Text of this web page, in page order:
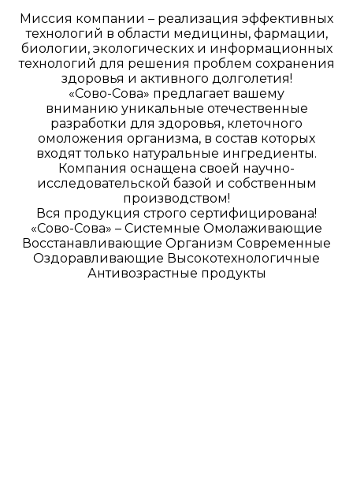
Миссия компании – реализация эффективных
технологий в области медицины, фармации,
биологии, экологических и информационных
технологий для решения проблем сохранения
здоровья и активного долголетия!
«Сово-Сова» предлагает вашему
вниманию уникальные отечественные
разработки для здоровья, клеточного
омоложения организма, в состав которых
входят только натуральные ингредиенты.
Компания оснащена своей научно-
исследовательской базой и собственным
производством!
Вся продукция строго сертифицирована!
«Сово-Сова» – Системные Омолаживающие
Восстанавливающие Организм Современные
Оздоравливающие Высокотехнологичные
Антивозрастные продукты